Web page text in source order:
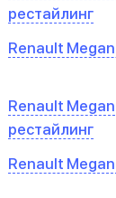
рестайлинг
Renault
Renault
рестайлинг
Renault